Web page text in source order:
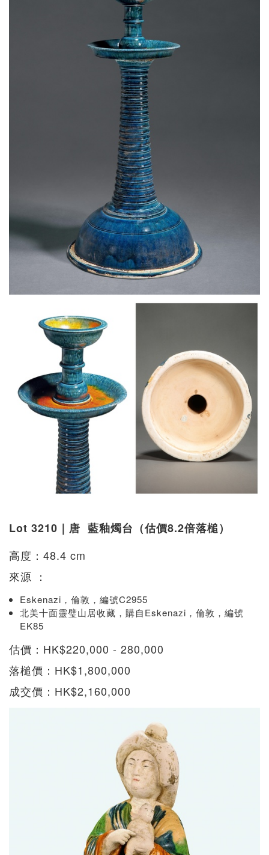
Lot 3210｜唐 藍釉燭台（估價8.2倍落槌）
高度：48.4 cm
來源 ：
Eskenazi，倫敦，編號C2955
北美十面靈璧山居收藏，購自Eskenazi，倫敦，編號
EK85
估價：HK$220,000 - 280,000
落槌價：HK$1,800,000
成交價：HK$2,160,000